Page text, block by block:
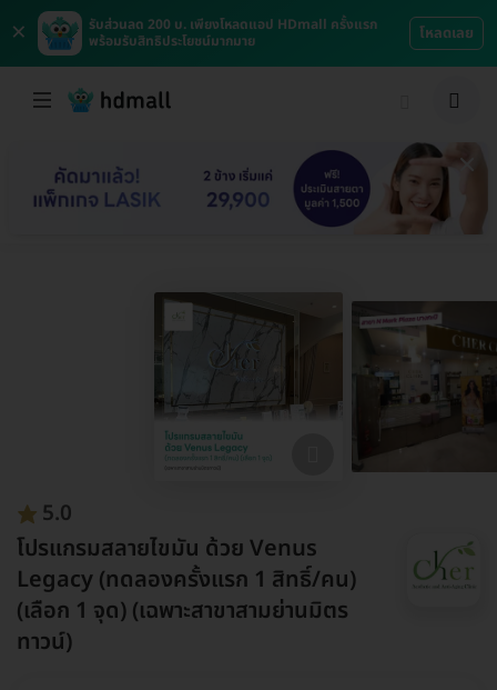
×
รับส่วนลด 200 บ. เพียงโหลดแอป HDmall ครั้งแรก
พร้อมรับสิทธิประโยชน์มากมาย
โหลดเลย
5.0
โปรแกรมสลายไขมัน ด้วย Venus
Legacy (ทดลองครั้งแรก 1 สิทธิ์/คน)
(เลือก 1 จุด) (เฉพาะสาขาสามย่านมิตร
ทาวน์)